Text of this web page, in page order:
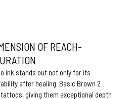
OF REACH-
ink stands out not only for its
after healing. Basic Brown 2
giving them exceptional depth